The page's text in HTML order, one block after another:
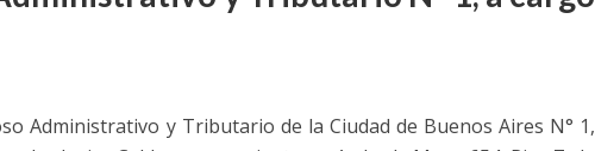
Administrativo y Tributario de la Ciudad de Buenos Aires N° 1,